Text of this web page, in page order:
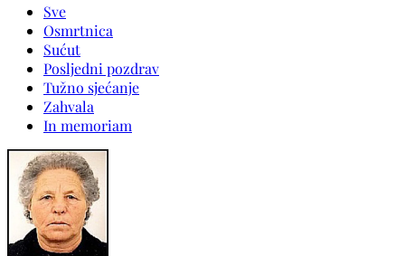
Sve
Osmrtnica
Sućut
Posljedni pozdrav
Tužno sjećanje
Zahvala
In memoriam